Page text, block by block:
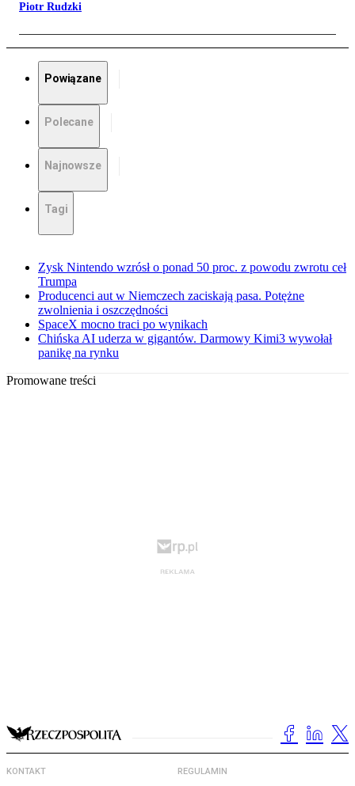
Piotr Rudzki
Powiązane
Polecane
Najnowsze
Tagi
Zysk Nintendo wzrósł o ponad 50 proc. z powodu zwrotu ceł
Trumpa
Producenci aut w Niemczech zaciskają pasa. Potężne
zwolnienia i oszczędności
SpaceX mocno traci po wynikach
Chińska AI uderza w gigantów. Darmowy Kimi3 wywołał
panikę na rynku
Promowane treści
KONTAKT REGULAMIN